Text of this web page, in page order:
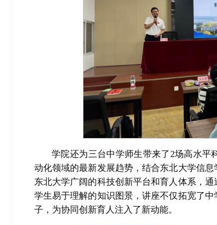
学院还为三台中学师生带来了2场高水平
动化领域的最新发展趋势，结合东北大学信
东北大学广阔的科技创新平台和育人体系，
学生易于理解的知识图景，讲座不仅拓宽了
子，为协同创新育人注入了新动能。